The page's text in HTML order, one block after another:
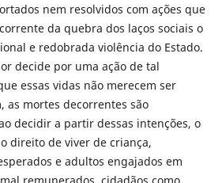
nem resolvidos com ações que
da quebra dos laços sociais o
e redobrada violência do Estado.
decide por uma ação de tal
essas vidas não merecem ser
as mortes decorrentes são
decidir a partir dessas intenções, o
direito de viver de criança,
e adultos engajados em